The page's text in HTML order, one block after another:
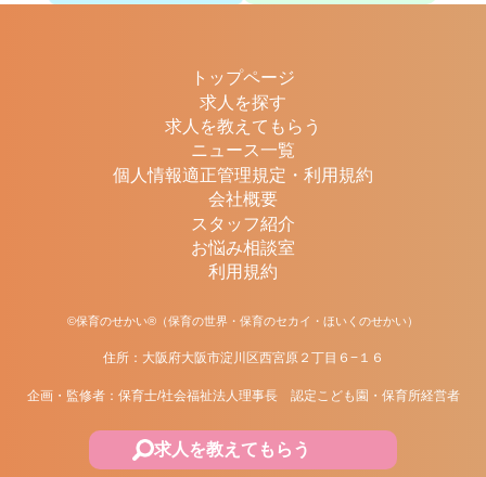
トップページ
求人を探す
求人を教えてもらう
ニュース一覧
個人情報適正管理規定・利用規約
会社概要
スタッフ紹介
お悩み相談室
利用規約
©保育のせかい®（保育の世界・保育のセカイ・ほいくのせかい）
住所：大阪府大阪市淀川区西宮原２丁目６−１６
企画・監修者：保育士/社会福祉法人理事長 認定こども園・保育所経営者
求人を教えてもらう